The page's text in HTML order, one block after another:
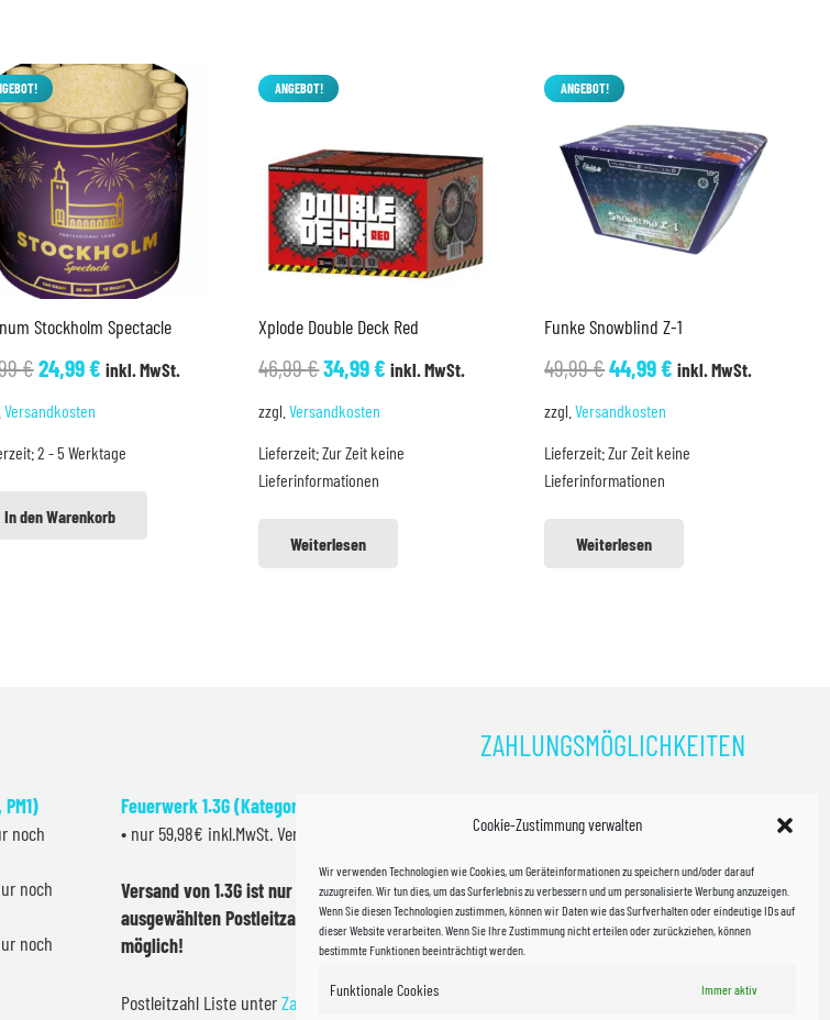
Cookie-Zustimmung verwalten
Wir verwenden Technologien wie Cookies, um Geräteinformationen zu speichern und/oder darauf
zuzugreifen. Wir tun dies, um das Surferlebnis zu verbessern und um personalisierte Werbung anzuzeigen.
Wenn Sie diesen Technologien zustimmen, können wir Daten wie das Surfverhalten oder eindeutige IDs auf
dieser Website verarbeiten. Wenn Sie Ihre Zustimmung nicht erteilen oder zurückziehen, können
bestimmte Funktionen beeinträchtigt werden.
Funktionale Cookies Immer aktiv
Stockholm Spectacle
€Ursprünglicher
Preis
29,99 €
24,99€Aktueller
24,99 €.
inkl. MwSt.
Versandkosten
2 - 5 Werktage
In den Warenkorb
ANGEBOT!
Xplode Double Deck Red
46,99€Ursprünglicher
Preis
46,99 €
34,99€Aktueller
34,99 €.
inkl. MwSt.
zzgl.Versandkosten
Lieferzeit:Zur Zeit keine
Lieferinformationen
Weiterlesen
ANGEBOT!
Funke Snowblind Z-1
49,99€Ursprünglicher
Preis
49,99 €
44,99€Aktueller
44,99 €.
inkl. MwSt.
zzgl.Versandkosten
Lieferzeit:Zur Zeit keine
Lieferinformationen
Weiterlesen
noch
noch
noch
Feuerwerk 1.3G (Kategorie F2)
• nur 59,98€ inkl.MwSt. Versandkosten!
Versand von 1.3G ist nur innerhalb
ausgewählten Postleitzahlen in Sachsen
möglich!
Postleitzahl Liste unterZahlung & Versand
ZAHLUNGSMÖGLICHKEITEN